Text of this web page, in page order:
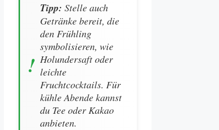
Tipp: Stelle auch
Getränke bereit, die
den Frühling
symbolisieren, wie
Holundersaft oder
leichte
Fruchtcocktails. Für
kühle Abende kannst
du Tee oder Kakao
anbieten.